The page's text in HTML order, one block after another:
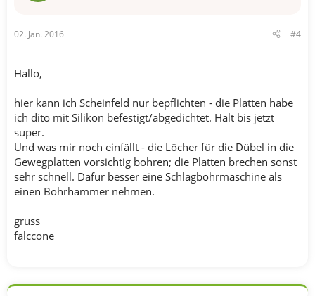
02. Jan. 2016 #4
Hallo,
hier kann ich Scheinfeld nur bepflichten - die Platten habe
ich dito mit Silikon befestigt/abgedichtet. Hält bis jetzt
super.
Und was mir noch einfällt - die Löcher für die Dübel in die
Gewegplatten vorsichtig bohren; die Platten brechen sonst
sehr schnell. Dafür besser eine Schlagbohrmaschine als
einen Bohrhammer nehmen.
gruss
falccone